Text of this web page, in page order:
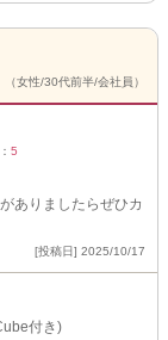
（女性/30代前半/会社員）
5
ありましたらぜひカ
[投稿日] 2025/10/17
付き)